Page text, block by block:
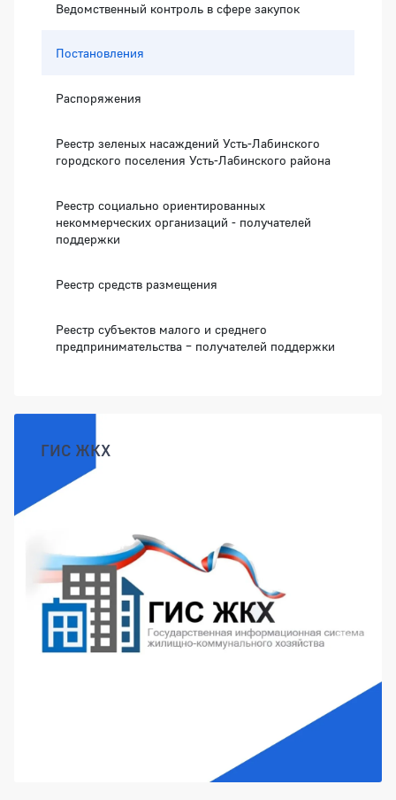
Ведомственный контроль в сфере закупок
Постановления
Распоряжения
Реестр зеленых насаждений Усть-Лабинского
городского поселения Усть-Лабинского района
Реестр социально ориентированных
некоммерческих организаций - получателей
поддержки
Реестр средств размещения
Реестр субъектов малого и среднего
предпринимательства – получателей поддержки
ГИС ЖКХ